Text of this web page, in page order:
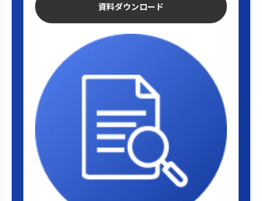
資料ダウンロード